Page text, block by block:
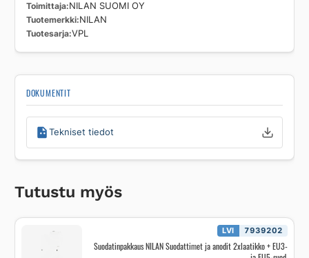
Toimittaja NILAN SUOMI OY
Tuotemerkki NILAN
Tuotesarja VPL
DOKUMENTIT
Tekniset tiedot
Tutustu myös
LVI 7939202
Suodatinpakkaus NILAN Suodattimet ja anodit 2xlaatikko + EU3-